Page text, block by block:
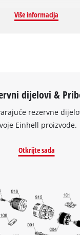
brzine praznog
Više informacija
dijelovi &
rezervne
Einhell proizvode.
Otkrijte sada